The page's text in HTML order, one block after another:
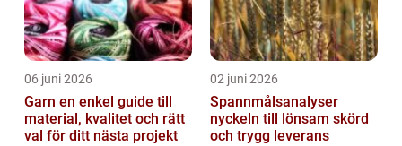
06 juni 2026
Garn en enkel guide till
material, kvalitet och rätt
val för ditt nästa projekt
02 juni 2026
Spannmålsanalyser
nyckeln till lönsam skörd
och trygg leverans